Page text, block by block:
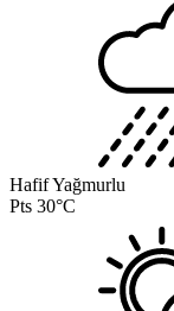
Hafif Yağmurlu
Pts 30°C